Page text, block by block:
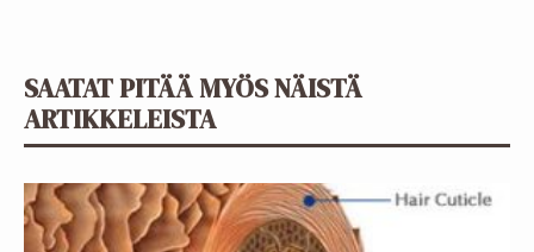
SAATAT PITÄÄ MYÖS NÄISTÄ
ARTIKKELEISTA